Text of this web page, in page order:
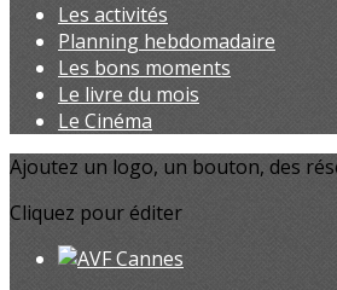
Les activités
Planning hebdomadaire
Les bons moments
Le livre du mois
Le Cinéma
Ajoutez un logo, un bouton, des
Cliquez pour éditer